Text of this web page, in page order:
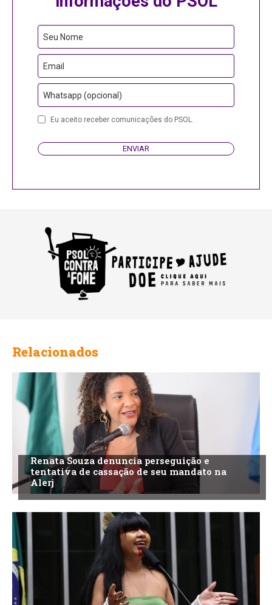
Seu Nome
Email
Whatsapp (opcional)
Company
Eu aceito receber comunicações do PSOL.
ENVIAR
Relacionados
Renata Souza denuncia perseguição e
tentativa de cassação de seu mandato na
Alerj